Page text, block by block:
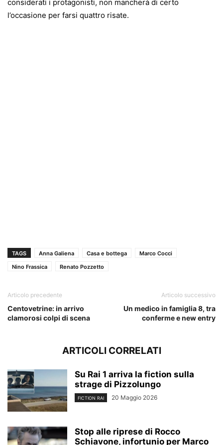
considerati i protagonisti, non mancherà di certo
l’occasione per farsi quattro risate.
TAGS Anna Galiena Casa e bottega
Marco Cocci
Nino Frassica
Renato Pozzetto
Articolo precedente
Centovetrine: in arrivo
clamorosi colpi di scena
Articolo successivo
Un medico in famiglia 8, tra
conferme e new entry
ARTICOLI CORRELATI
Su Rai 1 arriva la fiction sulla
strage di Pizzolungo
FICTION RAI 20 Maggio 2026
Stop alle riprese di Rocco
Schiavone, infortunio per Marco